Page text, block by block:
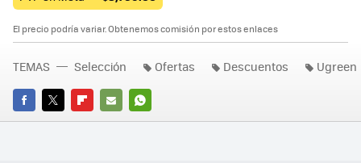
El precio podría variar. Obtenemos comisión por estos enlaces
FACEBOOK
TWITTERFLIPBOARD
E-
WHATSAPP
TEMAS Selección Ofertas Descuentos Ugreen